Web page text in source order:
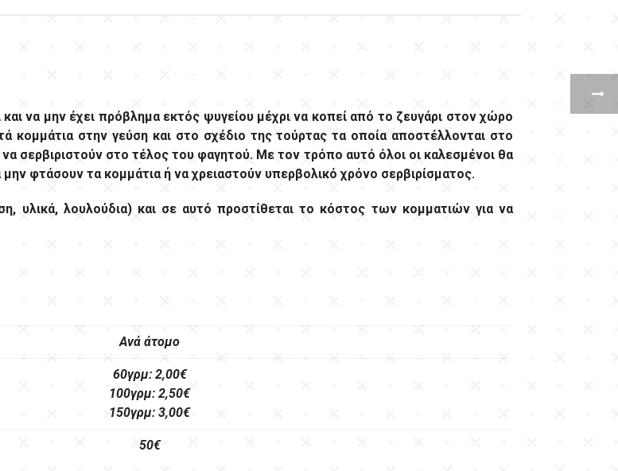
και να μην έχει πρόβλημα εκτός ψυγείου μέχρι να κοπεί από το ζευγάρι στον χώρο
κομμάτια στην γεύση και στο σχέδιο της τούρτας τα οποία αποστέλλονται στο
σερβιριστούν στο τέλος του φαγητού. Με τον τρόπο αυτό όλοι οι καλεσμένοι θα
μην φτάσουν τα κομμάτια ή να χρειαστούν υπερβολικό χρόνο σερβιρίσματος.
υλικά, λουλούδια) και σε αυτό προστίθεται το κόστος των κομματιών για να
Ανά άτομο
60γρμ: 2,00€
100γρμ: 2,50€
150γρμ: 3,00€
50€